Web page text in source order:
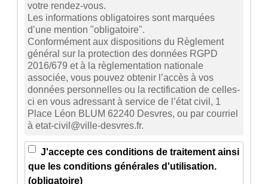
votre rendez-vous.
Les informations obligatoires sont marquées
d’une mention "obligatoire".
Conformément aux dispositions du Règlement
général sur la protection des données RGPD
2016/679 et à la règlementation nationale
associée, vous pouvez obtenir l’accès à vos
données personnelles ou la rectification de celles-
ci en vous adressant à service de l’état civil, 1
Place Léon BLUM 62240 Desvres, ou par courriel
à etat-civil@ville-desvres.fr.
J'accepte ces conditions de traitement ainsi
que les conditions générales d'utilisation.
(obligatoire)